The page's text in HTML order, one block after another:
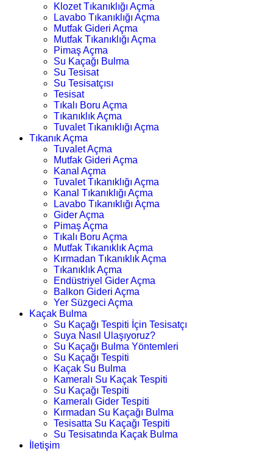
Klozet Tıkanıklığı Açma
Lavabo Tıkanıklığı Açma
Mutfak Gideri Açma
Mutfak Tıkanıklığı Açma
Pimaş Açma
Su Kaçağı Bulma
Su Tesisat
Su Tesisatçısı
Tesisat
Tıkalı Boru Açma
Tıkanıklık Açma
Tuvalet Tıkanıklığı Açma
Tıkanık Açma
Tuvalet Açma
Mutfak Gideri Açma
Kanal Açma
Tuvalet Tıkanıklığı Açma
Kanal Tıkanıklığı Açma
Lavabo Tıkanıklığı Açma
Gider Açma
Pimaş Açma
Tıkalı Boru Açma
Mutfak Tıkanıklık Açma
Kırmadan Tıkanıklık Açma
Tıkanıklık Açma
Endüstriyel Gider Açma
Balkon Gideri Açma
Yer Süzgeci Açma
Kaçak Bulma
Su Kaçağı Tespiti İçin Tesisatçı
Suya Nasıl Ulaşıyoruz?
Su Kaçağı Bulma Yöntemleri
Su Kaçağı Tespiti
Kaçak Su Bulma
Kameralı Su Kaçak Tespiti
Su Kaçağı Tespiti
Kameralı Gider Tespiti
Kırmadan Su Kaçağı Bulma
Tesisatta Su Kaçağı Tespiti
Su Tesisatında Kaçak Bulma
İletişim